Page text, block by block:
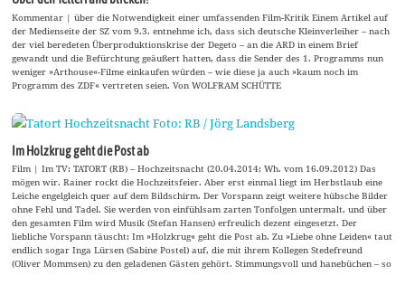
Kommentar | über die Notwendigkeit einer umfassenden Film-Kritik Einem Artikel auf
der Medienseite der SZ vom 9.3. entnehme ich, dass sich deutsche Kleinverleiher – nach
der viel beredeten Überproduktionskrise der Degeto – an die ARD in einem Brief
gewandt und die Befürchtung geäußert hatten, dass die Sender des 1. Programms nun
weniger »Arthouse«-Filme einkaufen würden – wie diese ja auch »kaum noch im
Programm des ZDF« vertreten seien. Von WOLFRAM SCHÜTTE
Im Holzkrug geht die Post ab
Film | Im TV: TATORT (RB) – Hochzeitsnacht (20.04.2014; Wh. vom 16.09.2012) Das
mögen wir. Rainer rockt die Hochzeitsfeier. Aber erst einmal liegt im Herbstlaub eine
Leiche engelgleich quer auf dem Bildschirm. Der Vorspann zeigt weitere hübsche Bilder
ohne Fehl und Tadel. Sie werden von einfühlsam zarten Tonfolgen untermalt, und über
den gesamten Film wird Musik (Stefan Hansen) erfreulich dezent eingesetzt. Der
liebliche Vorspann täuscht: Im »Holzkrug« geht die Post ab. Zu »Liebe ohne Leiden« taut
endlich sogar Inga Lürsen (Sabine Postel) auf, die mit ihrem Kollegen Stedefreund
(Oliver Mommsen) zu den geladenen Gästen gehört. Stimmungsvoll und hanebüchen – so